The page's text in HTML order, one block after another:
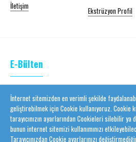
İnternet sitemizden en verimli şekilde
geliştirebilmek için Cookie kullanıyoruz. Cookie
tarayıcınızın ayarlarından Cookieleri silebilir
bunun internet sitemizi kullanımınızı
Tarayıcınızdan Cookie ayarlarınızı
İletişim
Ekstrüzyon Profil
E-Bülten
Kampanyalardan ilk sizin haberiniz olsun